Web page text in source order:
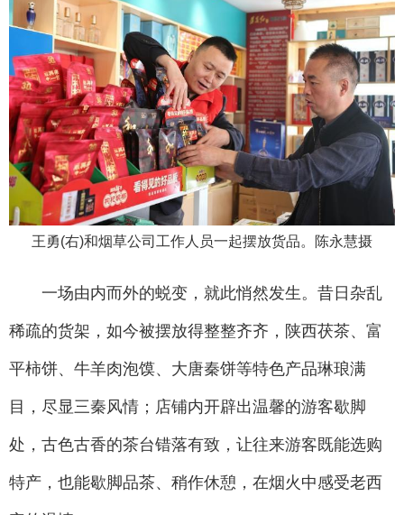
王勇(右)和烟草公司工作人员一起摆放货品。陈永慧摄
一场由内而外的蜕变，就此悄然发生。昔日杂乱
稀疏的货架，如今被摆放得整整齐齐，陕西茯茶、富
平柿饼、牛羊肉泡馍、大唐秦饼等特色产品琳琅满
目，尽显三秦风情；店铺内开辟出温馨的游客歇脚
处，古色古香的茶台错落有致，让往来游客既能选购
特产，也能歇脚品茶、稍作休憩，在烟火中感受老西